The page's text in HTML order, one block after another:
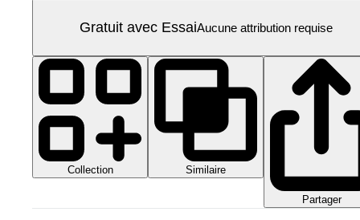
Gratuit avec EssaiAucune attribution requise
Collection Similaire
Partager